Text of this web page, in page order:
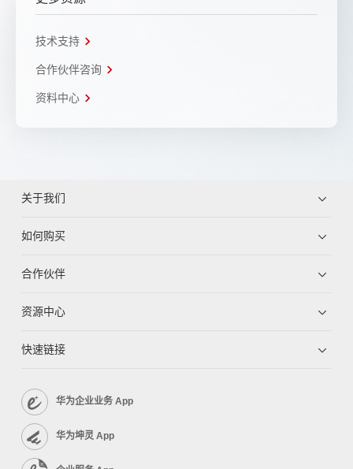
技术支持
合作伙伴咨询
资料中心
关于我们
如何购买
合作伙伴
资源中心
快速链接
华为企业业务 App
华为坤灵 App